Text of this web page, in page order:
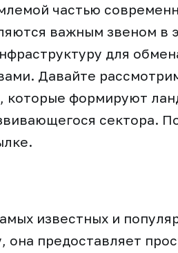
частью
важным звеном в
для
Давайте
которые формируют
сектора.
известных и
она предоставляет